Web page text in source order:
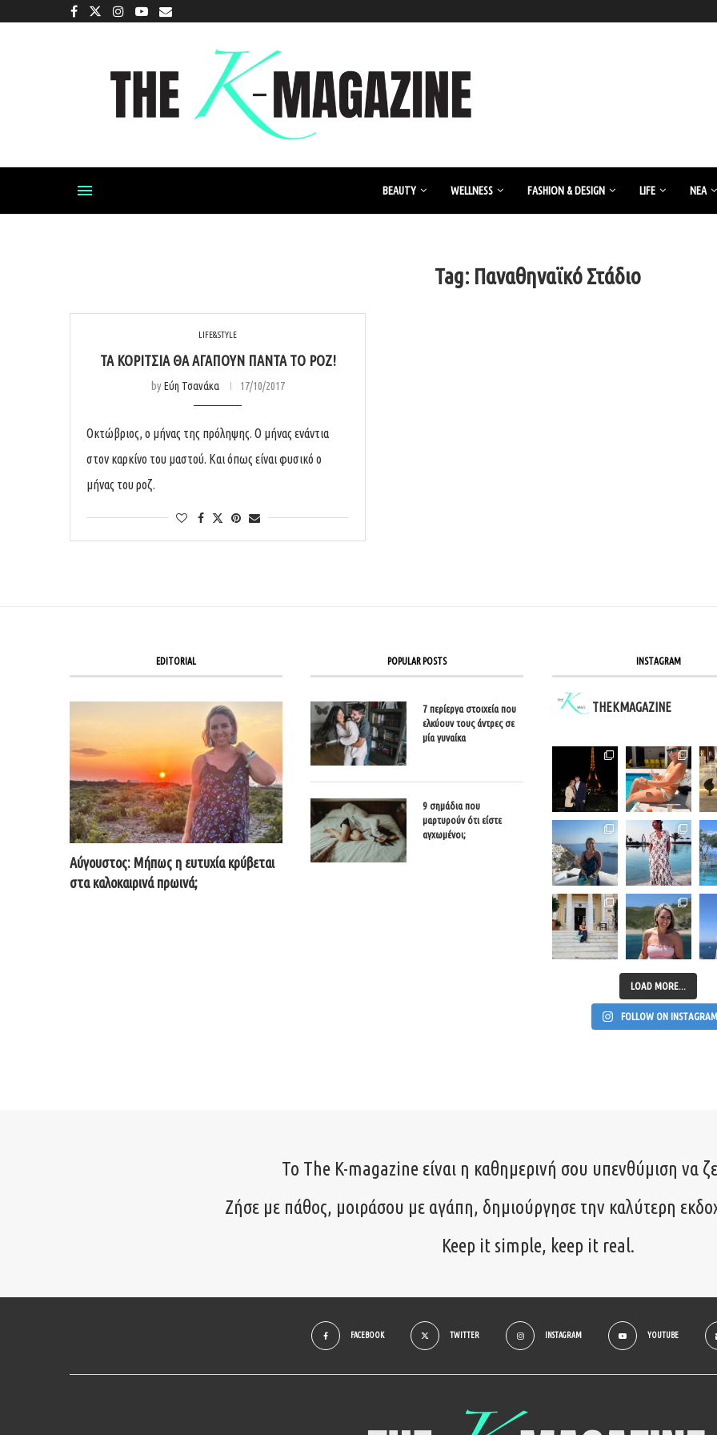
BEAUTY WELLNESS FASHION & DESIGN LIFE ΝΈΑ
Tag: Παναθηναϊκό Στάδιο
LIFE&STYLE
ΤΑ ΚΟΡΊΤΣΙΑ ΘΑ ΑΓΑΠΟΎΝ ΠΆΝΤΑ ΤΟ ΡΟΖ!
byΕύη Τσανάκα 17/10/2017
Οκτώβριος, ο μήνας της πρόληψης. Ο μήνας ενάντια
στον καρκίνο του μαστού. Και όπως είναι φυσικό ο
μήνας του ροζ.
EDITORIAL
Αύγουστος: Μήπως η ευτυχία κρύβεται
στα καλοκαιρινά πρωινά;
POPULAR POSTS
7 περίεργα στοιχεία που
ελκύουν τους άντρες σε
μία γυναίκα
9 σημάδια που
μαρτυρούν ότι είστε
αγχωμένοι;
INSTAGRAM
THEKMAGAZINE
LOAD MORE...
FOLLOW ON INSTAGRAM
Το The K-magazine είναι η καθημερινή σου υπενθύμιση να
Ζήσε με πάθος, μοιράσου με αγάπη, δημιούργησε την καλύτερη
Keep it simple, keep it real.
FACEBOOK TWITTER INSTAGRAM YOUTUBE